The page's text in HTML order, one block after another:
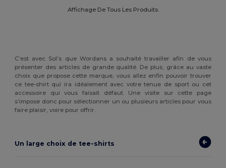
Affichage De Tous Les Produits.
C’est avec Sol’s que Wordans a souhaité travailler afin de vous
présenter des articles de grande qualité. De plus, grâce au vaste
choix que propose cette marque, vous allez enfin pouvoir trouver
ce tee-shirt qui ira idéalement avec votre tenue de sport ou cet
accessoire qui vous faisait défaut. Une visite sur cette page
s’impose donc pour sélectionner un ou plusieurs articles pour vous
faire plaisir, voire pour offrir.
Un large choix de tee-shirts